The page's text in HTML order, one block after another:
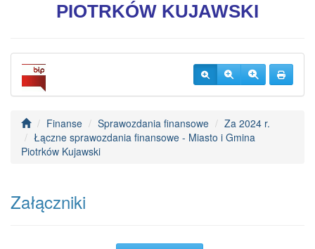
PIOTRKÓW KUJAWSKI
Finanse Sprawozdania finansowe
Za 2024 r.
Łączne sprawozdania finansowe - Miasto i Gmina
Piotrków Kujawski
Załączniki